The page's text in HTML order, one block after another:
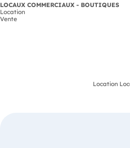
LOCAUX COMMERCIAUX - BOUTIQUES
Location
Vente
Location